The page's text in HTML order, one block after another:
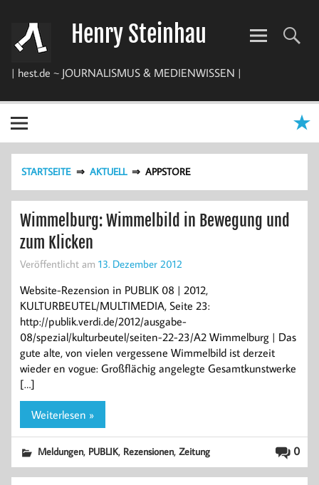
springen
Henry Steinhau
| hest.de ~ JOURNALISMUS & MEDIENWISSEN |
STARTSEITE AKTUELL APPSTORE
Wimmelburg: Wimmelbild in Bewegung und
zum Klicken
Veröffentlicht am 13. Dezember 2012
Website-Rezension in PUBLIK 08 | 2012,
KULTURBEUTEL/MULTIMEDIA, Seite 23:
http://publik.verdi.de/2012/ausgabe-
08/spezial/kulturbeutel/seiten-22-23/A2 Wimmelburg | Das
gute alte, von vielen vergessene Wimmelbild ist derzeit
wieder en vogue: Großflächig angelegte Gesamtkunstwerke
[…]
Weiterlesen »
0
Meldungen, PUBLIK, Rezensionen,Zeitung